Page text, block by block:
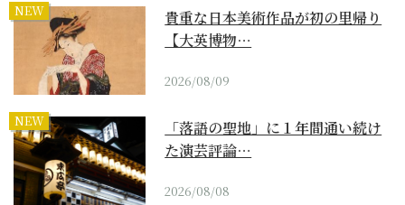
NEW
貴重な日本美術作品が初の里帰り
【大英博物…
2026/08/09
NEW
「落語の聖地」に１年間通い続け
た演芸評論…
2026/08/08